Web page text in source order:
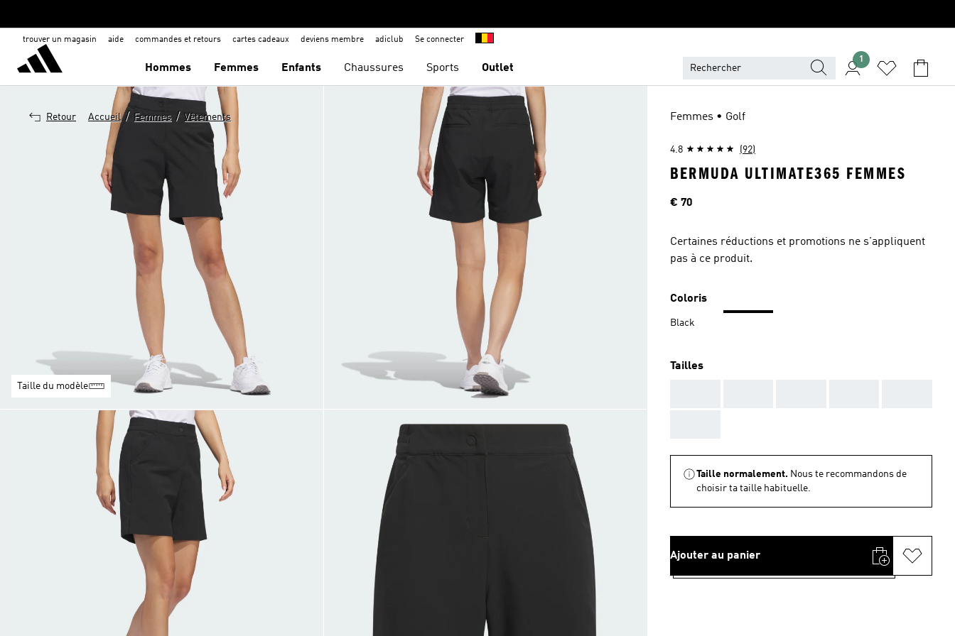
trouver un magasin aide commandes et retours cartes cadeaux deviens membre adiclub Se connecter
Hommes Femmes Enfants Chaussures Sports Outlet
1
Retour Accueil / Femmes / Vêtements
Taille du modèle
Femmes • Golf
4.8 (92)
BERMUDA ULTIMATE365 FEMMES
Price
€ 70
Certaines réductions et promotions ne s'appliquent
pas à ce produit.
Coloris
Black
Tailles
Taille normalement. Nous te recommandons de
choisir ta taille habituelle.
Ajouter au panier